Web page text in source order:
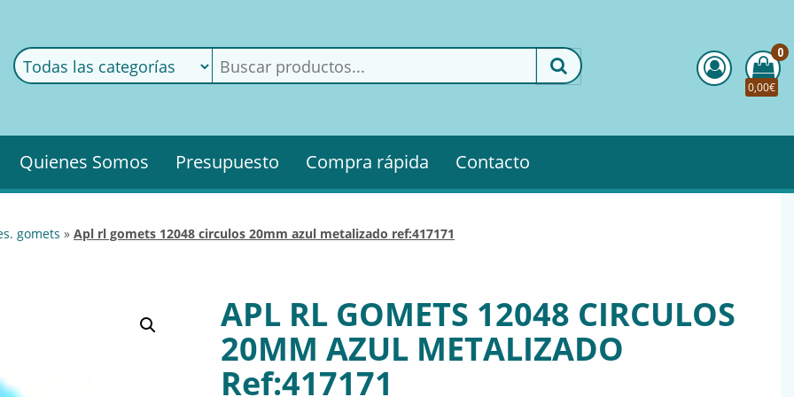
0
0,00€
Quienes Somos Presupuesto Compra rápida Contacto
gomets » apl rl gomets 12048 circulos 20mm azul metalizado ref:417171
APL RL GOMETS 12048 CIRCULOS
20MM AZUL METALIZADO
Ref:417171